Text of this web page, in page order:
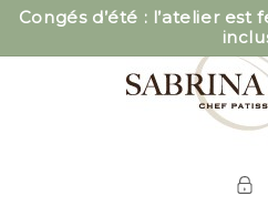
Congés d’été : l’atelier est